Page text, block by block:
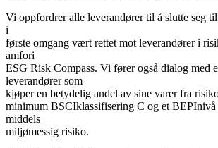
Vi oppfordrer alle leverandører til å slutte seg
i
første omgang vært rettet mot leverandører i
amfori
ESG Risk Compass. Vi fører også dialog med
leverandører som
kjøper en betydelig andel av sine varer fra
minimum BSCIklassifisering C og et
middels
miljømessig risiko.